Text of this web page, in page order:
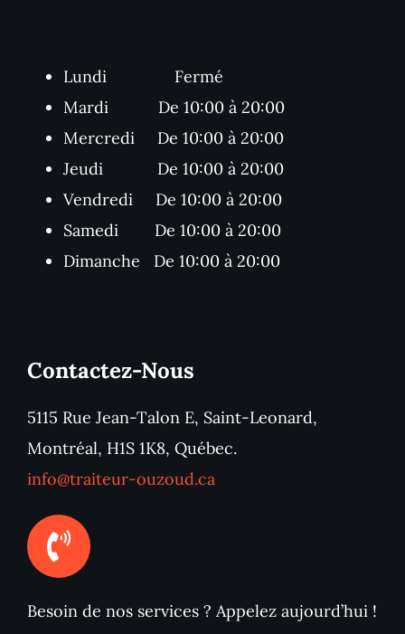
Lundi Fermé
Mardi De 10:00 à 20:00
Mercredi De 10:00 à 20:00
Jeudi De 10:00 à 20:00
Vendredi De 10:00 à 20:00
Samedi De 10:00 à 20:00
Dimanche De 10:00 à 20:00
Contactez-Nous
5115 Rue Jean-Talon E, Saint-Leonard,
Montréal, H1S 1K8, Québec.
info@traiteur-ouzoud.ca
Besoin de nos services ? Appelez aujourd’hui !